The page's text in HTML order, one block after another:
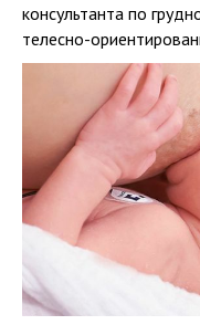
консультанта по
телесно-